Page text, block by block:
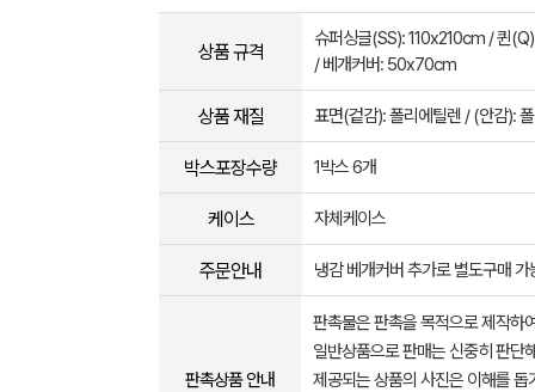
상품 규격
슈퍼싱글(SS): 110x210cm / 퀸
/ 베개커버: 50x70cm
상품 재질 표면(겉감): 폴리에틸렌 / (안감):
박스포장수량 1박스 6개
케이스 자체케이스
주문안내 냉감 베개커버 추가로 별도구매 가
판촉상품 안내
판촉물은 판촉을 목적으로 제작하
일반상품으로 판매는 신중히 판단
제공되는 상품의 사진은 이해를